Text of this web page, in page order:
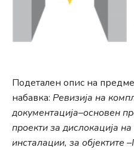
Подетален опис на
набавка: Ревизија на
документација–основен
проекти за дислокација
инсталации, за